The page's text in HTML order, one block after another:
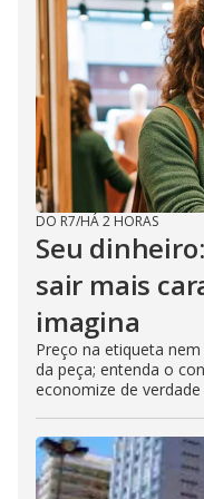
DO R7/HÁ 2 HORAS
Seu
sair mais
imagina
Preço na etiqueta
da peça; entenda o
economize de verdade